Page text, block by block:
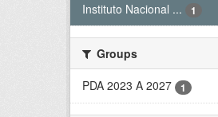
Instituto Nacional ...
1
Groups
PDA 2023 A 2027
1